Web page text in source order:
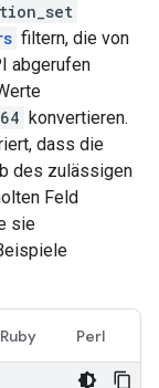
filtern, die von
abgerufen
konvertieren.
dass die
des zulässigen
Feld
sie
Ruby Perl